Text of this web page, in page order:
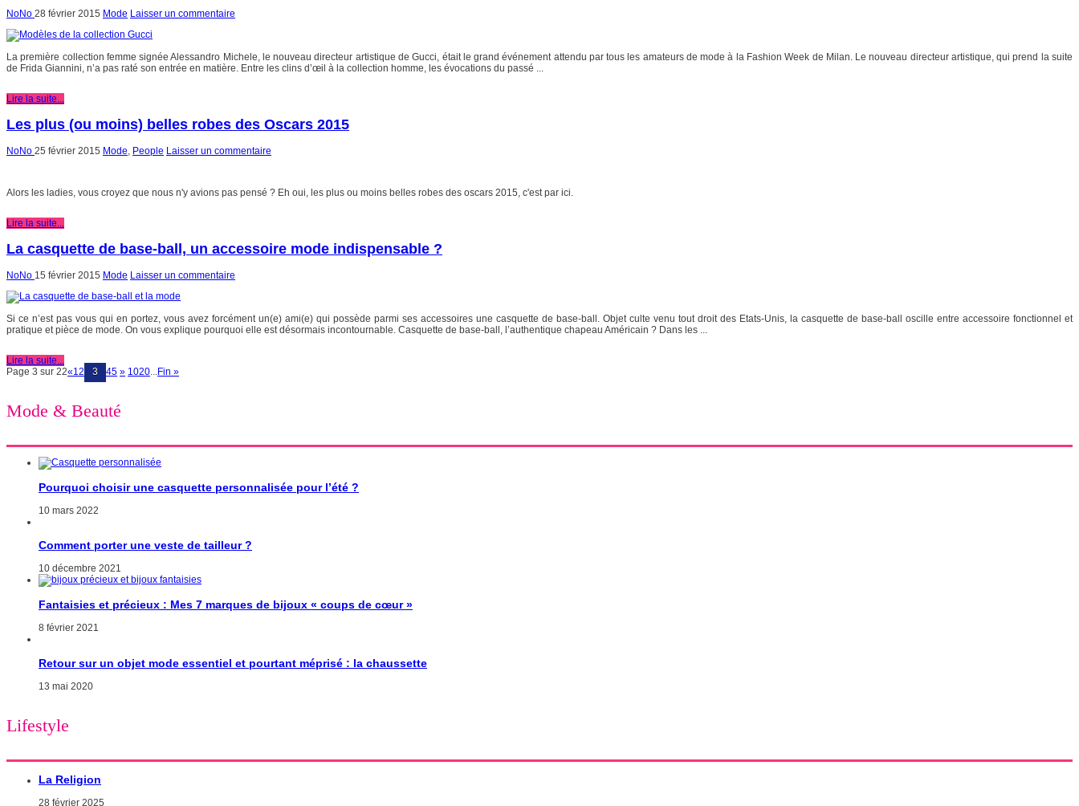
NoNo 28 février 2015 Mode Laisser un commentaire
La première collection femme signée Alessandro Michele, le nouveau directeur artistique de Gucci, était le grand événement attendu par tous les amateurs de mode à la Fashion Week de Milan. Le nouveau directeur artistique, qui prend la suite
de Frida Giannini, n’a pas raté son entrée en matière. Entre les clins d’œil à la collection homme, les évocations du passé ...
Lire la suite...
Les plus (ou moins) belles robes des Oscars 2015
NoNo 25 février 2015 Mode, People Laisser un commentaire
Alors les ladies, vous croyez que nous n'y avions pas pensé ? Eh oui, les plus ou moins belles robes des oscars 2015, c'est par ici.
Lire la suite...
La casquette de base-ball, un accessoire mode indispensable ?
NoNo 15 février 2015 Mode Laisser un commentaire
Si ce n’est pas vous qui en portez, vous avez forcément un(e) ami(e) qui possède parmi ses accessoires une casquette de base-ball. Objet culte venu tout droit des Etats-Unis, la casquette de base-ball oscille entre accessoire fonctionnel et
pratique et pièce de mode. On vous explique pourquoi elle est désormais incontournable. Casquette de base-ball, l’authentique chapeau Américain ? Dans les ...
Lire la suite...
Page 3 sur 22«1 2 3 45 » 1020 Fin »
Mode & Beauté
Pourquoi choisir une casquette personnalisée pour l’été ?
10 mars 2022
Comment porter une veste de tailleur ?
10 décembre 2021
Fantaisies et précieux : Mes 7 marques de bijoux « coups de cœur »
8 février 2021
Retour sur un objet mode essentiel et pourtant méprisé : la chaussette
13 mai 2020
Lifestyle
La Religion
28 février 2025